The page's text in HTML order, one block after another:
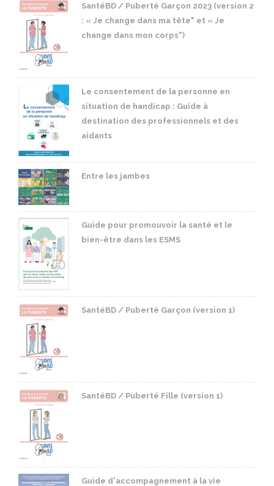
SantéBD / Puberté Garçon 2023 (version 2
: « Je change dans ma tête" et « Je
change dans mon corps")
Le consentement de la personne en
situation de handicap : Guide à
destination des professionnels et des
aidants
Entre les jambes
Guide pour promouvoir la santé et le
bien-être dans les ESMS
SantéBD / Puberté Garçon (version 1)
SantéBD / Puberté Fille (version 1)
Guide d'accompagnement à la vie